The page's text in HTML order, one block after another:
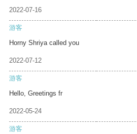
2022-07-16
游客
Horny Shriya called you
2022-07-12
游客
Hello, Greetings fr
2022-05-24
游客